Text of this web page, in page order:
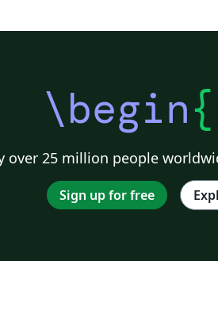
\begin{
over 25 million people
Sign up for free